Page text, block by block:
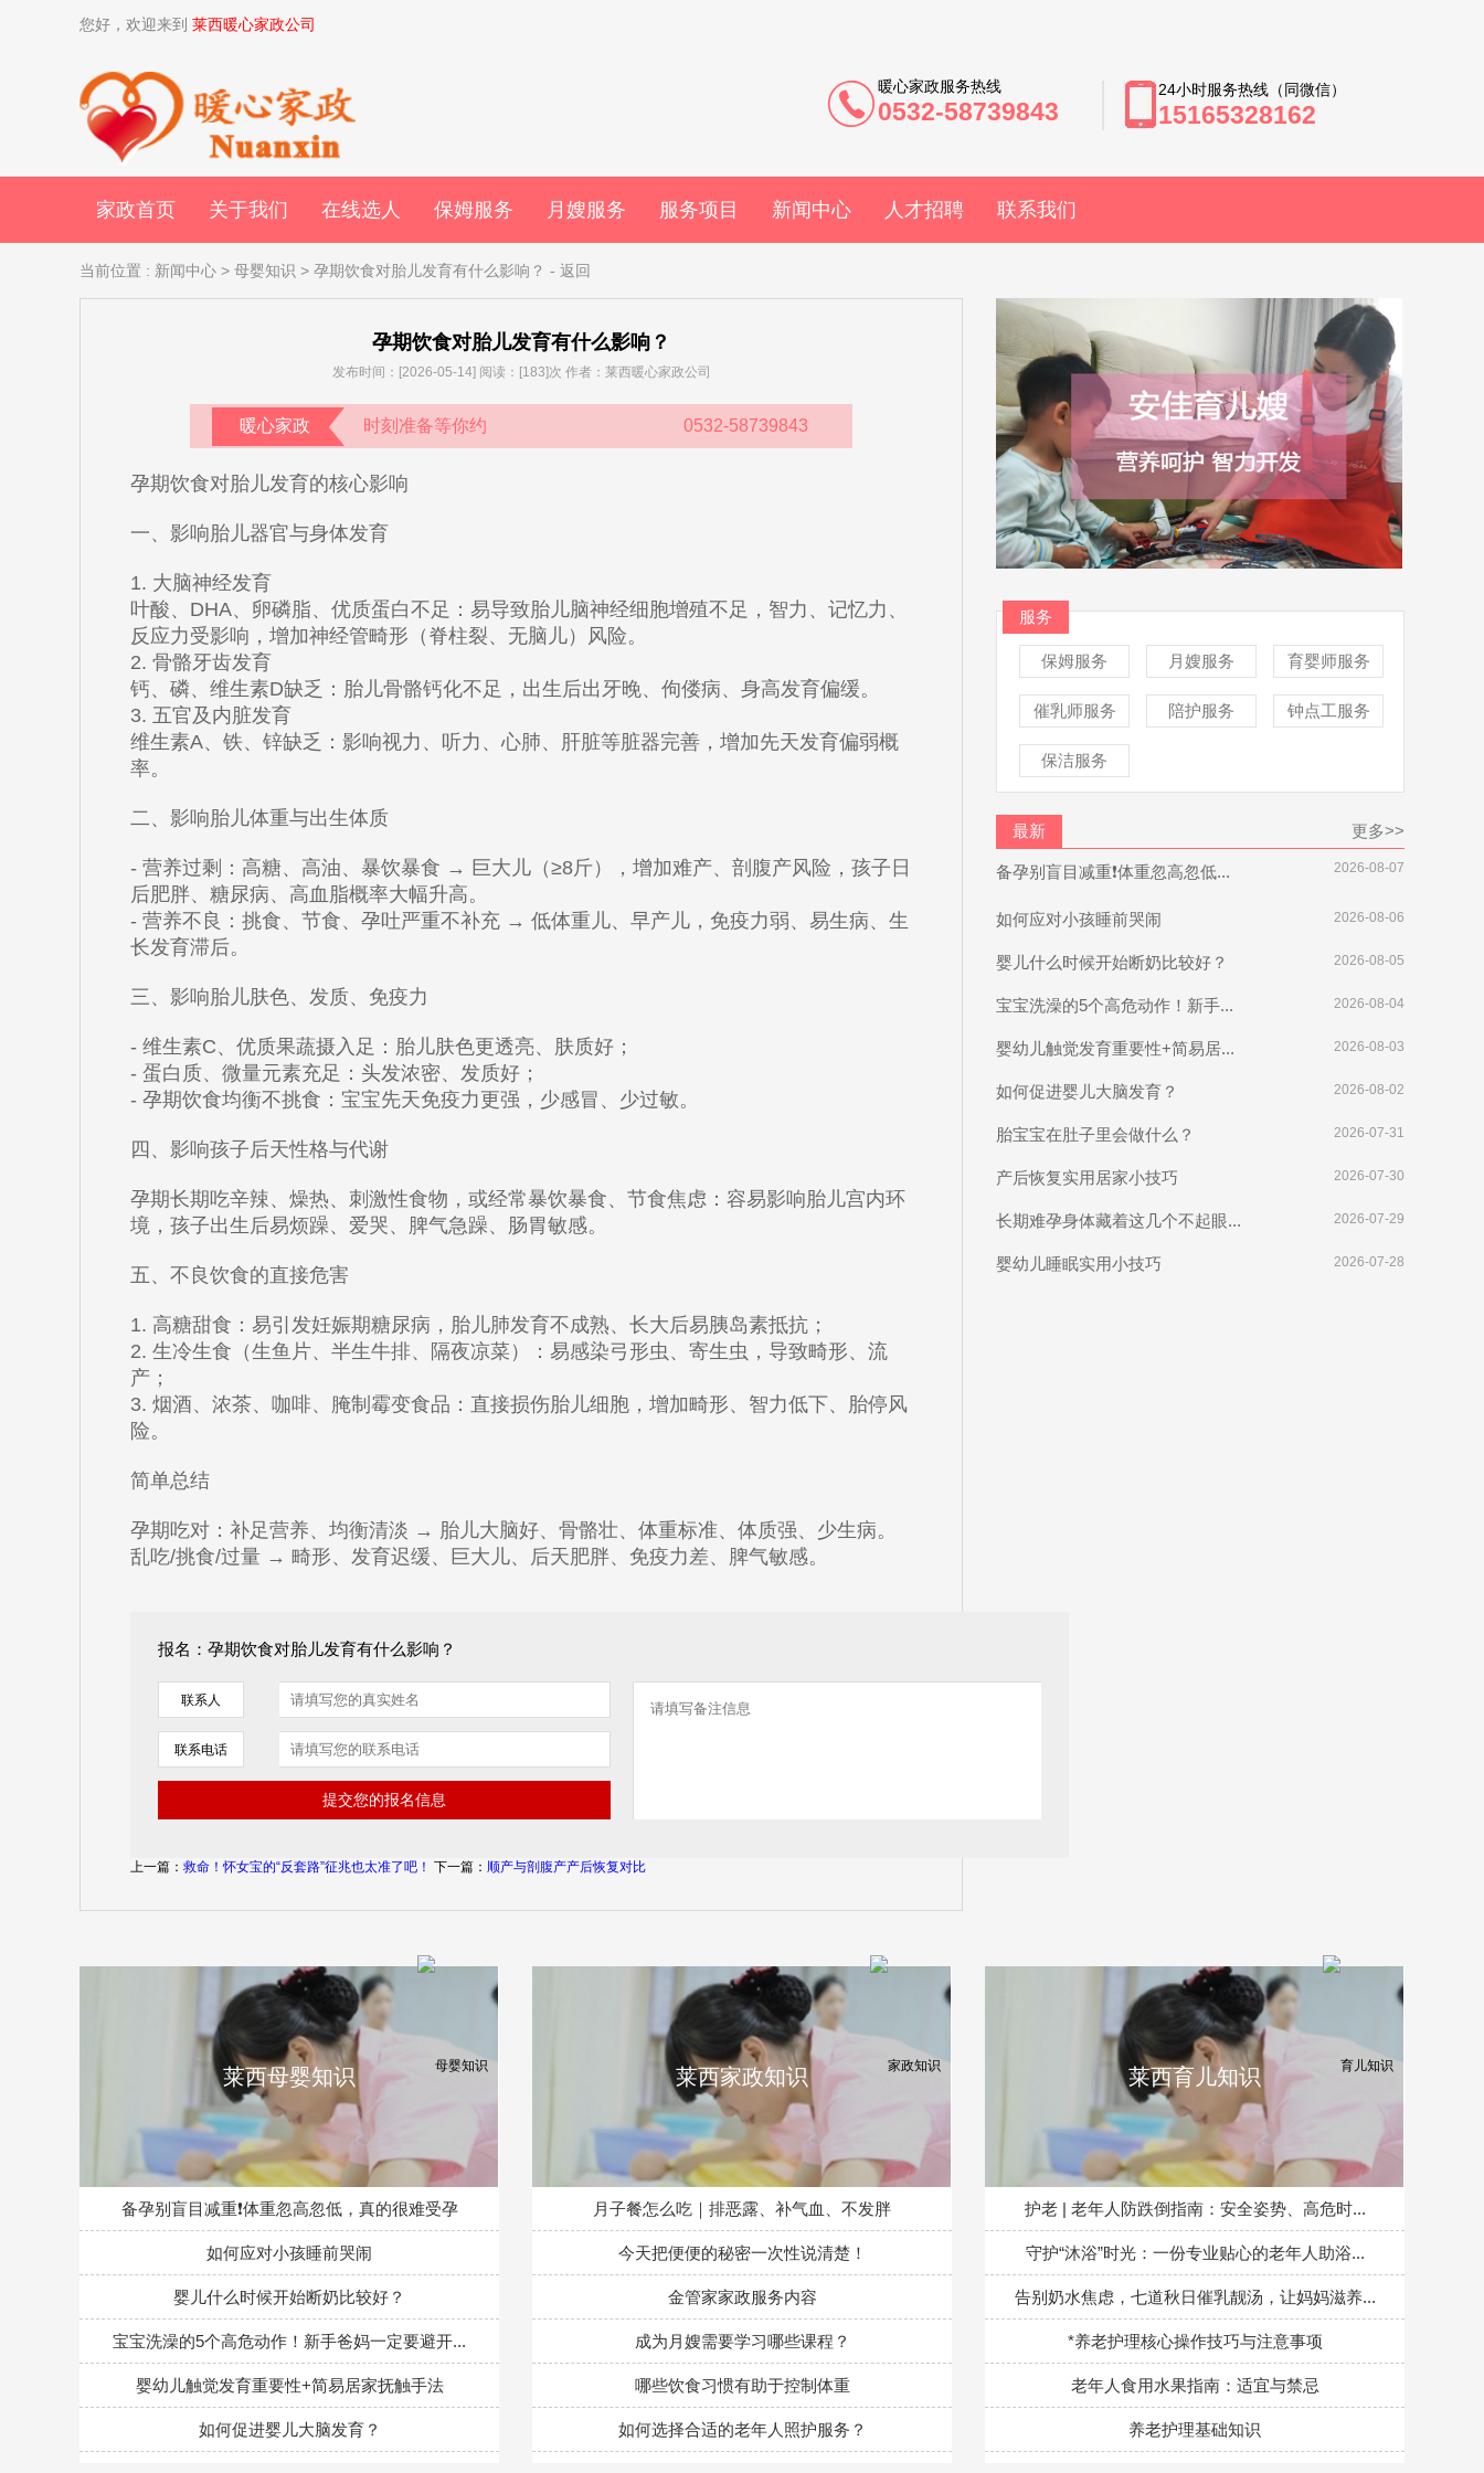
您好，欢迎来到 莱西暖心家政公司
暖心家政服务热线
0532-58739843
24小时服务热线（同微信）
15165328162
家政首页 关于我们 在线选人 保姆服务 月嫂服务 服务项目 新闻中心 人才招聘 联系我们
当前位置 : 新闻中心 > 母婴知识 > 孕期饮食对胎儿发育有什么影响？ - 返回
孕期饮食对胎儿发育有什么影响？
发布时间：[2026-05-14] 阅读：[183]次 作者：莱西暖心家政公司
暖心家政 时刻准备等你约 0532-58739843
孕期饮食对胎儿发育的核心影响
一、影响胎儿器官与身体发育
1. 大脑神经发育
叶酸、DHA、卵磷脂、优质蛋白不足：易导致胎儿脑神经细胞增殖不足，智力、记忆力、
反应力受影响，增加神经管畸形（脊柱裂、无脑儿）风险。
2. 骨骼牙齿发育
钙、磷、维生素D缺乏：胎儿骨骼钙化不足，出生后出牙晚、佝偻病、身高发育偏缓。
3. 五官及内脏发育
维生素A、铁、锌缺乏：影响视力、听力、心肺、肝脏等脏器完善，增加先天发育偏弱概
率。
二、影响胎儿体重与出生体质
- 营养过剩：高糖、高油、暴饮暴食 → 巨大儿（≥8斤），增加难产、剖腹产风险，孩子日
后肥胖、糖尿病、高血脂概率大幅升高。
- 营养不良：挑食、节食、孕吐严重不补充 → 低体重儿、早产儿，免疫力弱、易生病、生
长发育滞后。
三、影响胎儿肤色、发质、免疫力
- 维生素C、优质果蔬摄入足：胎儿肤色更透亮、肤质好；
- 蛋白质、微量元素充足：头发浓密、发质好；
- 孕期饮食均衡不挑食：宝宝先天免疫力更强，少感冒、少过敏。
四、影响孩子后天性格与代谢
孕期长期吃辛辣、燥热、刺激性食物，或经常暴饮暴食、节食焦虑：容易影响胎儿宫内环
境，孩子出生后易烦躁、爱哭、脾气急躁、肠胃敏感。
五、不良饮食的直接危害
1. 高糖甜食：易引发妊娠期糖尿病，胎儿肺发育不成熟、长大后易胰岛素抵抗；
2. 生冷生食（生鱼片、半生牛排、隔夜凉菜）：易感染弓形虫、寄生虫，导致畸形、流
产；
3. 烟酒、浓茶、咖啡、腌制霉变食品：直接损伤胎儿细胞，增加畸形、智力低下、胎停风
险。
简单总结
孕期吃对：补足营养、均衡清淡 → 胎儿大脑好、骨骼壮、体重标准、体质强、少生病。
乱吃/挑食/过量 → 畸形、发育迟缓、巨大儿、后天肥胖、免疫力差、脾气敏感。
报名：孕期饮食对胎儿发育有什么影响？
联系人
联系电话
上一篇： 救命！怀女宝的“反套路”征兆也太准了吧！ 下一篇： 顺产与剖腹产产后恢复对比
服务
保姆服务 月嫂服务 育婴师服务
催乳师服务 陪护服务 钟点工服务
保洁服务
最新 更多>>
备孕别盲目减重❗体重忽高忽低... 2026-08-07
如何应对小孩睡前哭闹 2026-08-06
婴儿什么时候开始断奶比较好？ 2026-08-05
宝宝洗澡的5个高危动作！新手... 2026-08-04
婴幼儿触觉发育重要性+简易居... 2026-08-03
如何促进婴儿大脑发育？ 2026-08-02
胎宝宝在肚子里会做什么？ 2026-07-31
产后恢复实用居家小技巧 2026-07-30
长期难孕身体藏着这几个不起眼... 2026-07-29
婴幼儿睡眠实用小技巧 2026-07-28
莱西母婴知识
备孕别盲目减重❗体重忽高忽低，真的很难受孕
如何应对小孩睡前哭闹
婴儿什么时候开始断奶比较好？
宝宝洗澡的5个高危动作！新手爸妈一定要避开...
婴幼儿触觉发育重要性+简易居家抚触手法
如何促进婴儿大脑发育？
莱西家政知识
月子餐怎么吃｜排恶露、补气血、不发胖
今天把便便的秘密一次性说清楚！
金管家家政服务内容
成为月嫂需要学习哪些课程？
哪些饮食习惯有助于控制体重
如何选择合适的老年人照护服务？
莱西育儿知识
护老 | 老年人防跌倒指南：安全姿势、高危时...
守护“沐浴”时光：一份专业贴心的老年人助浴...
告别奶水焦虑，七道秋日催乳靓汤，让妈妈滋养...
*养老护理核心操作技巧与注意事项
老年人食用水果指南：适宜与禁忌
养老护理基础知识